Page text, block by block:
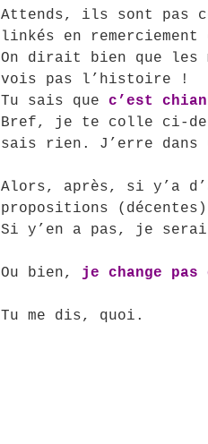
Attends, ils sont pas
linkés en
On dirait bien que les
vois pas l’histoire !
Tu sais que c’est
Bref, je te colle ci-
sais rien. J’erre dans
Alors, après, si y’a
propositions
Si y’en a pas, je
Ou bien, je change pas
Tu me dis, quoi.